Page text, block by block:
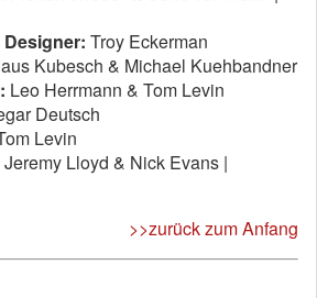
Troy Eckerman
Kubesch & Michael Kuehbandner
Leo Herrmann & Tom Levin
Deutsch
Levin
Jeremy Lloyd & Nick Evans |
>>zurück zum Anfang